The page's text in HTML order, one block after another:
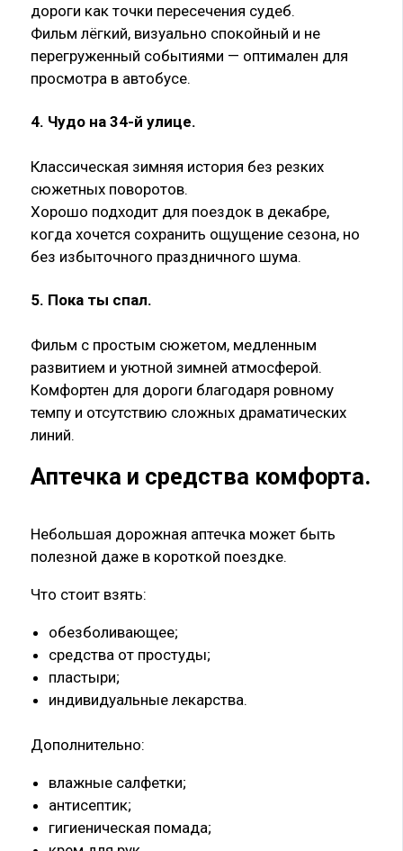
дороги как точки пересечения судеб.
Фильм лёгкий, визуально спокойный и не
перегруженный событиями — оптимален для
просмотра в автобусе.
4. Чудо на 34-й улице.
Классическая зимняя история без резких
сюжетных поворотов.
Хорошо подходит для поездок в декабре,
когда хочется сохранить ощущение сезона, но
без избыточного праздничного шума.
5. Пока ты спал.
Фильм с простым сюжетом, медленным
развитием и уютной зимней атмосферой.
Комфортен для дороги благодаря ровному
темпу и отсутствию сложных драматических
линий.
Аптечка и средства комфорта.
Небольшая дорожная аптечка может быть
полезной даже в короткой поездке.
Что стоит взять:
обезболивающее;
средства от простуды;
пластыри;
индивидуальные лекарства.
Дополнительно:
влажные салфетки;
антисептик;
гигиеническая помада;